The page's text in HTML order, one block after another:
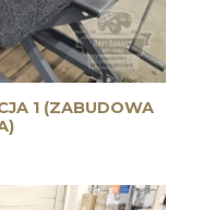
1 (ZABUDOWA